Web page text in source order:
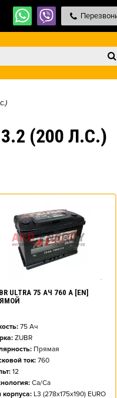
(200 Л.С.)
ULTRA 75 АЧ 760 А [EN]
75Ач
ZUBR
Прямая
ток: 760
12
Ca/Ca
корпуса: L3 (278x175x190) EURO